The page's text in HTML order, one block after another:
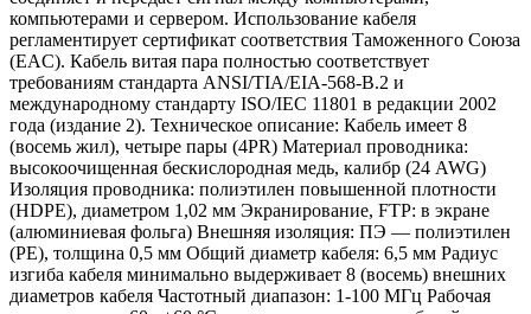
компьютерами и сервером. Использование кабеля
регламентирует сертификат соответствия Таможенного Союза
(EAC). Кабель витая пара полностью соответствует
требованиям стандарта ANSI/TIA/EIA-568-B.2 и
международному стандарту ISO/IEC 11801 в редакции 2002
года (издание 2). Техническое описание: Кабель имеет 8
(восемь жил), четыре пары (4PR) Материал проводника:
высокоочищенная бескислородная медь, калибр (24 AWG)
Изоляция проводника: полиэтилен повышенной плотности
(HDPE), диаметром 1,02 мм Экранирование, FTP: в экране
(алюминиевая фольга) Внешняя изоляция: ПЭ — полиэтилен
(PE), толщина 0,5 мм Общий диаметр кабеля: 6,5 мм Радиус
изгиба кабеля минимально выдерживает 8 (восемь) внешних
диаметров кабеля Частотный диапазон: 1-100 МГц Рабочая